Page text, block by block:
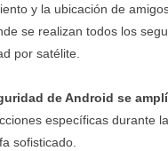
y la ubicación de
se realizan todos los
por satélite.
de Android se
específicas durante
sofisticado.